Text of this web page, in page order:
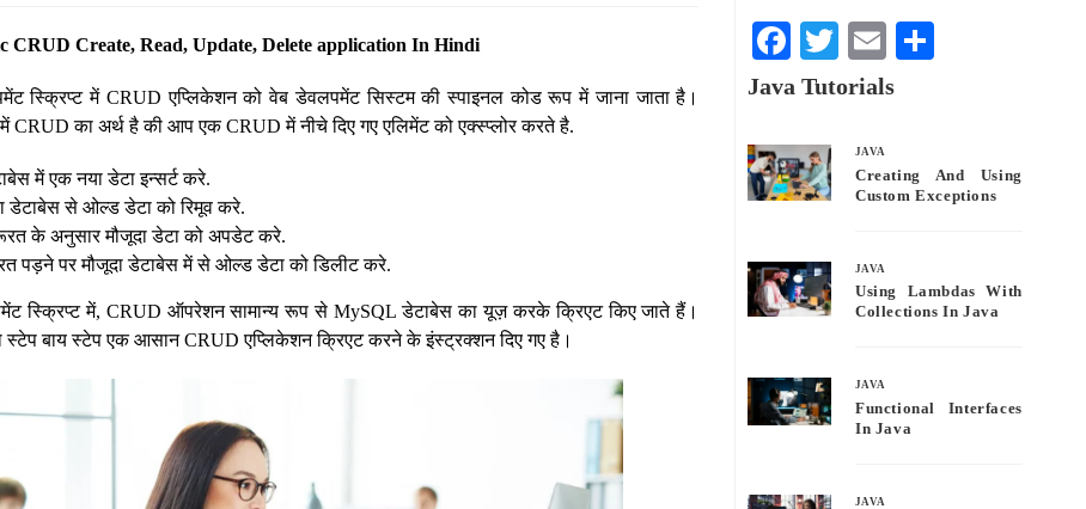
CRUD Create, Read, Update, Delete application In Hindi
स्क्रिप्ट में CRUD एप्लिकेशन को वेब डेवलपमेंट सिस्टम की स्पाइनल कोड रूप में जाना जाता है।
CRUD का अर्थ है की आप एक CRUD में नीचे दिए गए एलिमेंट को एक्स्प्लोर करते है.
में एक नया डेटा इन्सर्ट करे.
डेटाबेस से ओल्ड डेटा को रिमूव करे.
के अनुसार मौजूदा डेटा को अपडेट करे.
पड़ने पर मौजूदा डेटाबेस में से ओल्ड डेटा को डिलीट करे.
स्क्रिप्ट में, CRUD ऑपरेशन सामान्य रूप से MySQL डेटाबेस का यूज़ करके क्रिएट किए जाते हैं।
बाय स्टेप एक आसान CRUD एप्लिकेशन क्रिएट करने के इंस्ट्रक्शन दिए गए है।
Fa
ce
ok
T
wi
E
m
Java Tutorials
JAVA
Creating And Using
Custom Exceptions
JAVA
Using Lambdas With
Collections In Java
JAVA
Functional Interfaces
In Java
JAVA